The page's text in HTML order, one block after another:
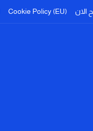
الان Cookie Policy (EU)